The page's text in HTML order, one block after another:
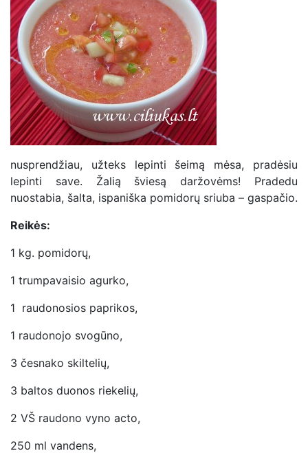
nusprendžiau, užteks lepinti šeimą mėsa, pradėsiu
lepinti save. Žalią šviesą daržovėms! Pradedu
nuostabia, šalta, ispaniška pomidorų sriuba – gaspačio.
Reikės:
1 kg. pomidorų,
1 trumpavaisio agurko,
1 raudonosios paprikos,
1 raudonojo svogūno,
3 česnako skiltelių,
3 baltos duonos riekelių,
2 VŠ raudono vyno acto,
250 ml vandens,